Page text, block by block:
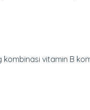
vitamin B